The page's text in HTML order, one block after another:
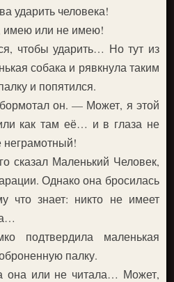
ударить человека!
имею или не имею!
чтобы ударить… Но тут из
собака и рявкнула таким
и попятился.
он. — Может, я этой
как там её… и в глаза не
сказал Маленький Человек,
Однако она бросилась
что знает: никто не имеет
маленькая
палку.
она или не читала… Может,